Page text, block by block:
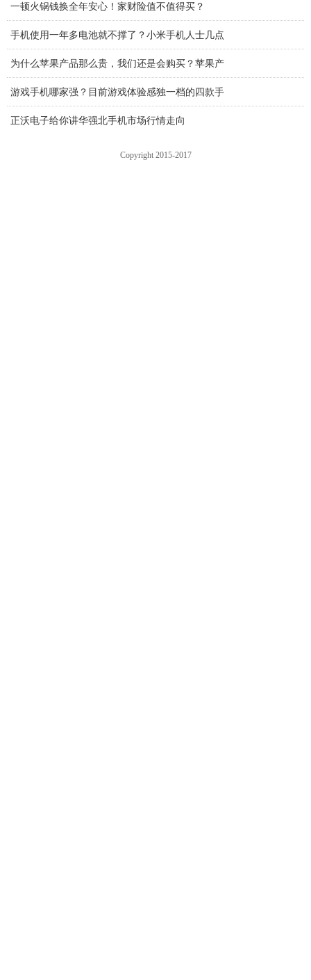
一顿火锅钱换全年安心！家财险值不值得买？
手机使用一年多电池就不撑了？小米手机人士几点
为什么苹果产品那么贵，我们还是会购买？苹果产
游戏手机哪家强？目前游戏体验感独一档的四款手
正沃电子给你讲华强北手机市场行情走向